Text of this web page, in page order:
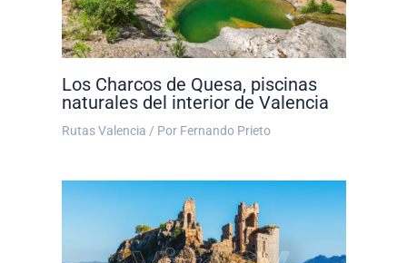
Los Charcos de Quesa, piscinas
naturales del interior de Valencia
Rutas Valencia / Por Fernando Prieto